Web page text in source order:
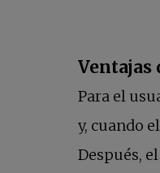
Para el
y, cuando
Después,